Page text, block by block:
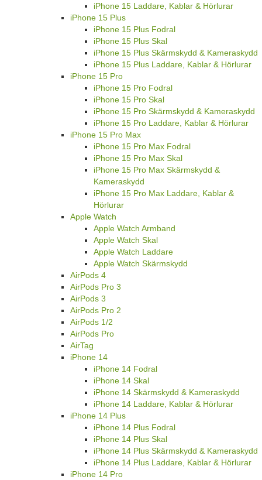
iPhone 15 Laddare, Kablar & Hörlurar
iPhone 15 Plus
iPhone 15 Plus Fodral
iPhone 15 Plus Skal
iPhone 15 Plus Skärmskydd & Kameraskydd
iPhone 15 Plus Laddare, Kablar & Hörlurar
iPhone 15 Pro
iPhone 15 Pro Fodral
iPhone 15 Pro Skal
iPhone 15 Pro Skärmskydd & Kameraskydd
iPhone 15 Pro Laddare, Kablar & Hörlurar
iPhone 15 Pro Max
iPhone 15 Pro Max Fodral
iPhone 15 Pro Max Skal
iPhone 15 Pro Max Skärmskydd &
Kameraskydd
iPhone 15 Pro Max Laddare, Kablar &
Hörlurar
Apple Watch
Apple Watch Armband
Apple Watch Skal
Apple Watch Laddare
Apple Watch Skärmskydd
AirPods 4
AirPods Pro 3
AirPods 3
AirPods Pro 2
AirPods 1/2
AirPods Pro
AirTag
iPhone 14
iPhone 14 Fodral
iPhone 14 Skal
iPhone 14 Skärmskydd & Kameraskydd
iPhone 14 Laddare, Kablar & Hörlurar
iPhone 14 Plus
iPhone 14 Plus Fodral
iPhone 14 Plus Skal
iPhone 14 Plus Skärmskydd & Kameraskydd
iPhone 14 Plus Laddare, Kablar & Hörlurar
iPhone 14 Pro